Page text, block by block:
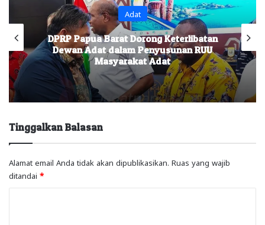
Adat
DPRP Papua Barat Dorong Keterlibatan
Dewan Adat dalam Penyusunan RUU
Masyarakat Adat
Tinggalkan Balasan
Alamat email Anda tidak akan dipublikasikan. Ruas yang wajib
ditandai *